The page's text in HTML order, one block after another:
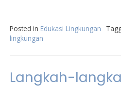
Posted in Edukasi Lingkungan
lingkungan
Langkah-